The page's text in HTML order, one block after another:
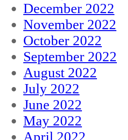
December 2022
November 2022
October 2022
September 2022
August 2022
July 2022
June 2022
May 2022
April 2022